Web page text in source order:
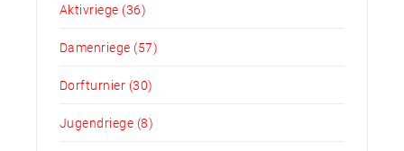
Aktivriege (36)
Damenriege (57)
Dorfturnier (30)
Jugendriege (8)